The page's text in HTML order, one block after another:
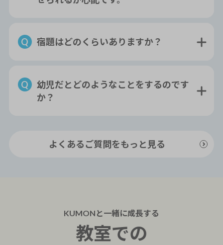
宿題はどのくらいありますか？
幼児だとどのようなことをするのです
か？
よくあるご質問をもっと見る
KUMONと一緒に成長する
教室での